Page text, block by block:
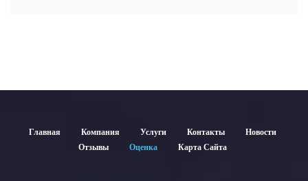
Главная Компания Услуги Контакты
Новости
Отзывы
Оценка Карта Сайта